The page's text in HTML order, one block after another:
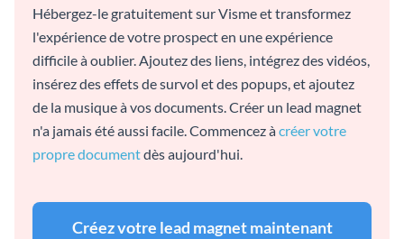
Hébergez-le gratuitement sur Visme et transformez
l'expérience de votre prospect en une expérience
difficile à oublier. Ajoutez des liens, intégrez des vidéos,
insérez des effets de survol et des popups, et ajoutez
de la musique à vos documents. Créer un lead magnet
n'a jamais été aussi facile. Commencez àcréer votre
propre documentdès aujourd'hui.
Créez votre lead magnet maintenant